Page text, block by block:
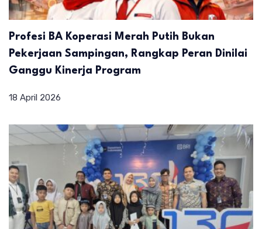
Profesi BA Koperasi Merah Putih Bukan
Pekerjaan Sampingan, Rangkap Peran Dinilai
Ganggu Kinerja Program
18 April 2026